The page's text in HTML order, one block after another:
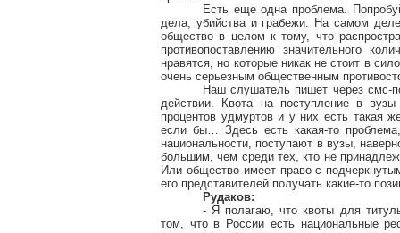
Есть еще одна проблема.
дела, убийства и грабежи. На самом
общество в целом к тому, что
противопоставлению значительного
нравятся, но которые никак не стоит в
очень серьезным общественным
Наш слушатель пишет через смс-
действии. Квота на поступление в
процентов удмуртов и у них есть такая
если бы… Здесь есть какая-то
национальности, поступают в вузы,
большим, чем среди тех, кто не
Или общество имеет право с
его представителей получать какие-то
Рудаков:
- Я полагаю, что квоты для
том, что в России есть национальные